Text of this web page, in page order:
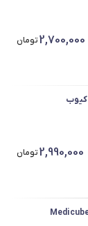
2,700,000تومان
2,990,000تومان